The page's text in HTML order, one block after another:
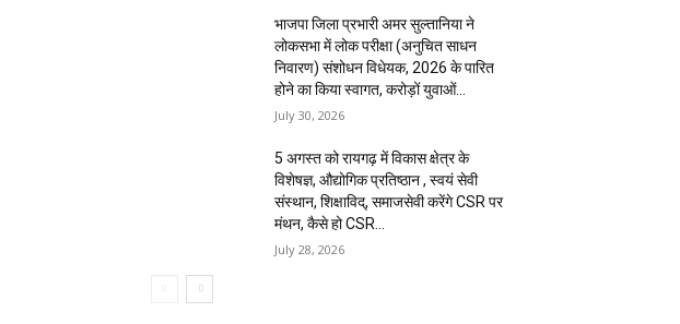
भाजपा जिला प्रभारी अमर सुल्तानिया ने
लोकसभा में लोक परीक्षा (अनुचित साधन
निवारण) संशोधन विधेयक, 2026 के पारित
होने का किया स्वागत, करोड़ों युवाओं...
July 30, 2026
5 अगस्त को रायगढ़ में विकास क्षेत्र के
विशेषज्ञ, औद्योगिक प्रतिष्ठान , स्वयं सेवी
संस्थान, शिक्षाविद्, समाजसेवी करेंगे CSR पर
मंथन, कैसे हो CSR...
July 28, 2026